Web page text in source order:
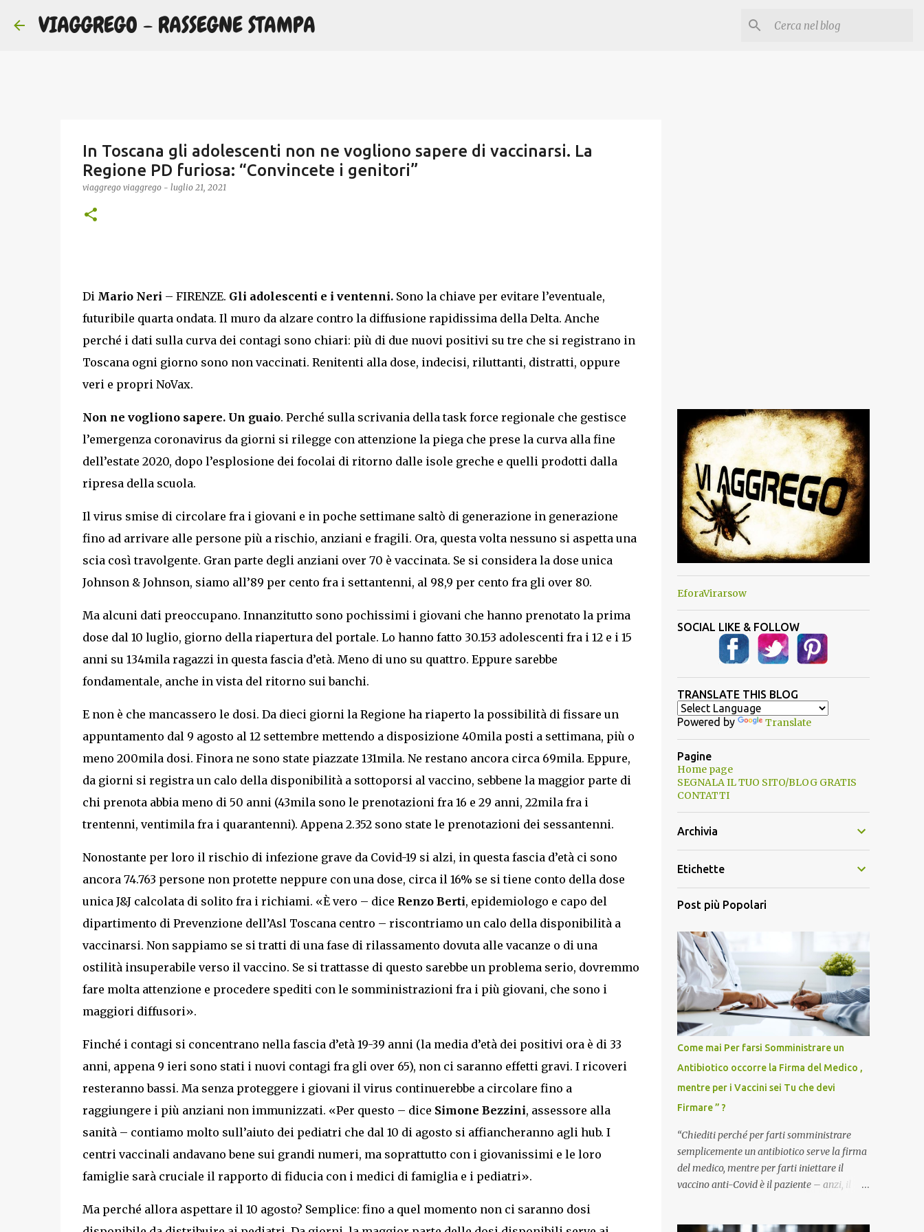
VIAGGREGO - RASSEGNE STAMPA
In Toscana gli adolescenti non ne vogliono sapere di vaccinarsi. La
Regione PD furiosa: “Convincete i genitori”
viaggrego viaggrego - luglio 21, 2021
Di Mario Neri – FIRENZE. Gli adolescenti e i ventenni.Sono la chiave per evitare l’eventuale,
futuribile quarta ondata. Il muro da alzare contro la diffusione rapidissima della Delta. Anche
perché i dati sulla curva dei contagi sono chiari: più di due nuovi positivi su tre che si registrano in
Toscana ogni giorno sono non vaccinati. Renitenti alla dose, indecisi, riluttanti, distratti, oppure
veri e propri NoVax.
Non ne vogliono sapere. Un guaio. Perché sulla scrivania della task force regionale che gestisce
l’emergenza coronavirus da giorni si rilegge con attenzione la piega che prese la curva alla fine
dell’estate 2020, dopo l’esplosione dei focolai di ritorno dalle isole greche e quelli prodotti dalla
ripresa della scuola.
Il virus smise di circolare fra i giovani e in poche settimane saltò di generazione in generazione
fino ad arrivare alle persone più a rischio, anziani e fragili. Ora, questa volta nessuno si aspetta una
scia così travolgente. Gran parte degli anziani over 70 è vaccinata. Se si considera la dose unica
Johnson & Johnson, siamo all’89 per cento fra i settantenni, al 98,9 per cento fra gli over 80.
Ma alcuni dati preoccupano. Innanzitutto sono pochissimi i giovani che hanno prenotato la prima
dose dal 10 luglio, giorno della riapertura del portale. Lo hanno fatto 30.153 adolescenti fra i 12 e i 15
anni su 134mila ragazzi in questa fascia d’età. Meno di uno su quattro. Eppure sarebbe
fondamentale, anche in vista del ritorno sui banchi.
E non è che mancassero le dosi. Da dieci giorni la Regione ha riaperto la possibilità di fissare un
appuntamento dal 9 agosto al 12 settembre mettendo a disposizione 40mila posti a settimana, più o
meno 200mila dosi. Finora ne sono state piazzate 131mila. Ne restano ancora circa 69mila. Eppure,
da giorni si registra un calo della disponibilità a sottoporsi al vaccino, sebbene la maggior parte di
chi prenota abbia meno di 50 anni (43mila sono le prenotazioni fra 16 e 29 anni, 22mila fra i
trentenni, ventimila fra i quarantenni). Appena 2.352 sono state le prenotazioni dei sessantenni.
Nonostante per loro il rischio di infezione grave da Covid-19 si alzi, in questa fascia d’età ci sono
ancora 74.763 persone non protette neppure con una dose, circa il 16% se si tiene conto della dose
unica J&J calcolata di solito fra i richiami. «È vero – dice Renzo Berti, epidemiologo e capo del
dipartimento di Prevenzione dell’Asl Toscana centro – riscontriamo un calo della disponibilità a
vaccinarsi. Non sappiamo se si tratti di una fase di rilassamento dovuta alle vacanze o di una
ostilità insuperabile verso il vaccino. Se si trattasse di questo sarebbe un problema serio, dovremmo
fare molta attenzione e procedere spediti con le somministrazioni fra i più giovani, che sono i
maggiori diffusori».
Finché i contagi si concentrano nella fascia d’età 19-39 anni (la media d’età dei positivi ora è di 33
anni, appena 9 ieri sono stati i nuovi contagi fra gli over 65), non ci saranno effetti gravi. I ricoveri
resteranno bassi. Ma senza proteggere i giovani il virus continuerebbe a circolare fino a
raggiungere i più anziani non immunizzati. «Per questo – dice Simone Bezzini, assessore alla
sanità – contiamo molto sull’aiuto dei pediatri che dal 10 di agosto si affiancheranno agli hub. I
centri vaccinali andavano bene sui grandi numeri, ma soprattutto con i giovanissimi e le loro
famiglie sarà cruciale il rapporto di fiducia con i medici di famiglia e i pediatri».
Ma perché allora aspettare il 10 agosto? Semplice: fino a quel momento non ci saranno dosi
EforaVirarsow
SOCIAL LIKE & FOLLOW
TRANSLATE THIS BLOG
Powered by Translate
Pagine
Home page
SEGNALA IL TUO SITO/BLOG GRATIS
CONTATTI
Archivia
Etichette
Post più Popolari
Come mai Per farsi Somministrare un
Antibiotico occorre la Firma del Medico ,
mentre per i Vaccini sei Tu che devi
Firmare ” ?
“Chiediti perché per farti somministrare
semplicemente un antibiotico serve la firma
del medico, mentre per farti iniettare il
vaccino anti-Covid è il paziente – anzi, il